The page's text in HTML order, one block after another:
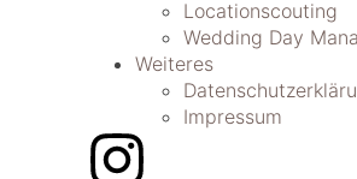
Locationscouting
Wedding Day
Weiteres
Impressum